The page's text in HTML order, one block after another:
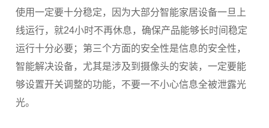
使用一定要十分稳定，因为大部分智能家居设备一旦上
线运行，就24小时不再休息，确保产品能够长时间稳定
运行十分必要；第三个方面的安全性是信息的安全性，
智能解决设备，尤其是涉及到摄像头的安装，一定要能
够设置开关调整的功能，不要一不小心信息全被泄露光
光。